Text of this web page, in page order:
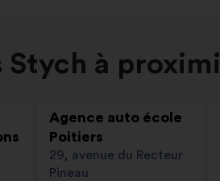
Stych à
Agence auto école
Poitiers
29, avenue du Recteur
Pineau